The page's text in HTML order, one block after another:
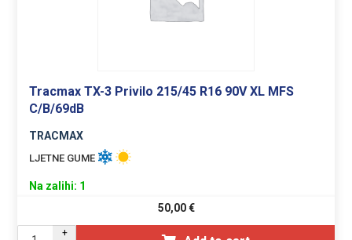
Tracmax TX-3 Privilo 215/45 R16 90V XL MFS
C/B/69dB
TRACMAX
LJETNE GUME
Na zalihi: 1
50,00€
+